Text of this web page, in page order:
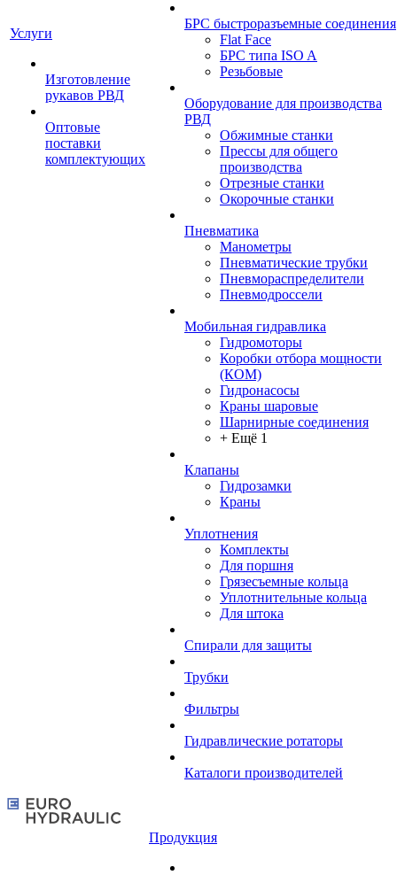
Услуги
Изготовление
рукавов РВД
Оптовые
поставки
комплектующих
БРС быстроразъемные соединения
Flat Face
БРС типа ISO A
Резьбовые
Оборудование для производства
РВД
Обжимные станки
Прессы для общего
производства
Отрезные станки
Окорочные станки
Пневматика
Манометры
Пневматические трубки
Пневмораспределители
Пневмодроссели
Мобильная гидравлика
Гидромоторы
Коробки отбора мощности
(КОМ)
Гидронасосы
Краны шаровые
Шарнирные соединения
+ Ещё 1
Клапаны
Гидрозамки
Краны
Уплотнения
Комплекты
Для поршня
Грязесъемные кольца
Уплотнительные кольца
Для штока
Спирали для защиты
Трубки
Фильтры
Гидравлические ротаторы
Каталоги производителей
Продукция